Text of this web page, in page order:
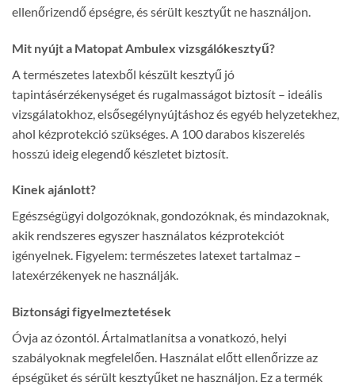
ellenőrizendő épségre, és sérült kesztyűt ne használjon.
Mit nyújt a Matopat Ambulex vizsgálókesztyű?
A természetes latexből készült kesztyű jó
tapintásérzékenységet és rugalmasságot biztosít – ideális
vizsgálatokhoz, elsősegélynyújtáshoz és egyéb helyzetekhez,
ahol kézprotekció szükséges. A 100 darabos kiszerelés
hosszú ideig elegendő készletet biztosít.
Kinek ajánlott?
Egészségügyi dolgozóknak, gondozóknak, és mindazoknak,
akik rendszeres egyszer használatos kézprotekciót
igényelnek. Figyelem: természetes latexet tartalmaz –
latexérzékenyek ne használják.
Biztonsági figyelmeztetések
Óvja az ózontól. Ártalmatlanítsa a vonatkozó, helyi
szabályoknak megfelelően. Használat előtt ellenőrizze az
épségüket és sérült kesztyűket ne használjon. Ez a termék